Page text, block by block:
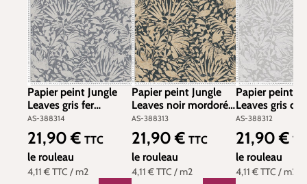
Papier peint Jungle
Leaves gris fer
argenté - The BOS
d'A.S. Création | Réf.
AS-388314
AS-388314
4,11 €TTC / m2
Prix régulier :
21,90 € TTC
le rouleau
Papier peint Jungle
Leaves noir mordoré -
The BOS d'A.S.
Création | Réf. AS-
388313
AS-388313
4,11 €TTC / m2
Prix régulier :
21,90 € TTC
le rouleau
Papier peint
Leaves gris
argenté - The
d'A.S.
AS-388312
AS-388312
4,11 €TTC / m2
Prix régulier :
21,90 €
le rouleau